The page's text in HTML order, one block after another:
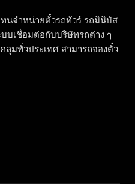
นจำหน่ายตั๋วรถทัวร์ รถมินิบัส
บเชื่อมต่อกับบริษัทรถต่าง ๆ
ลุมทั่วประเทศ สามารถจองตั๋ว